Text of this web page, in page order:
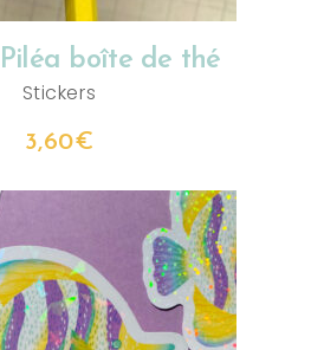
boîte de thé
Stickers
3,60€